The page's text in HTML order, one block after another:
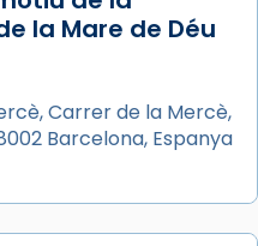
de les santes.
un grup de
ball propis. Festa
ves per les
la Mare de Déu
Carrer de la Mercè,
Barcelona, Espanya